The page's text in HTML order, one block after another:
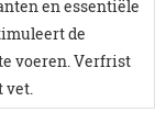
en essentiële
de
voeren. Verfrist
vet.